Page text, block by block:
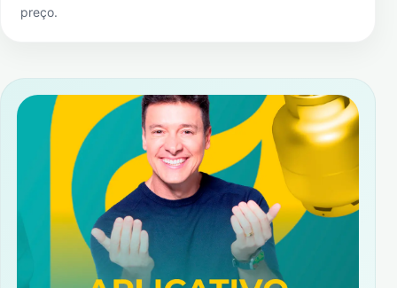
preço.